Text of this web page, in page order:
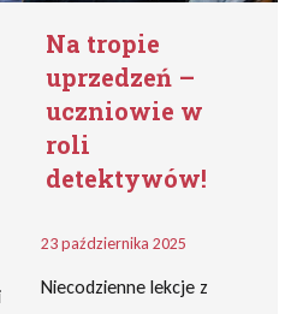
Na tropie
uprzedzeń –
uczniowie w
roli
detektywów!
23 października 2025
Niecodzienne lekcje z